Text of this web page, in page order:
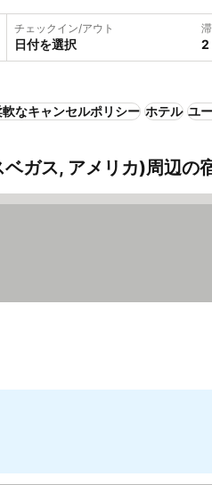
チェックイン/アウト
日付を選択 2
軟なキャンセルポリシー ホテル ユ
ガス, アメリカ)周辺の